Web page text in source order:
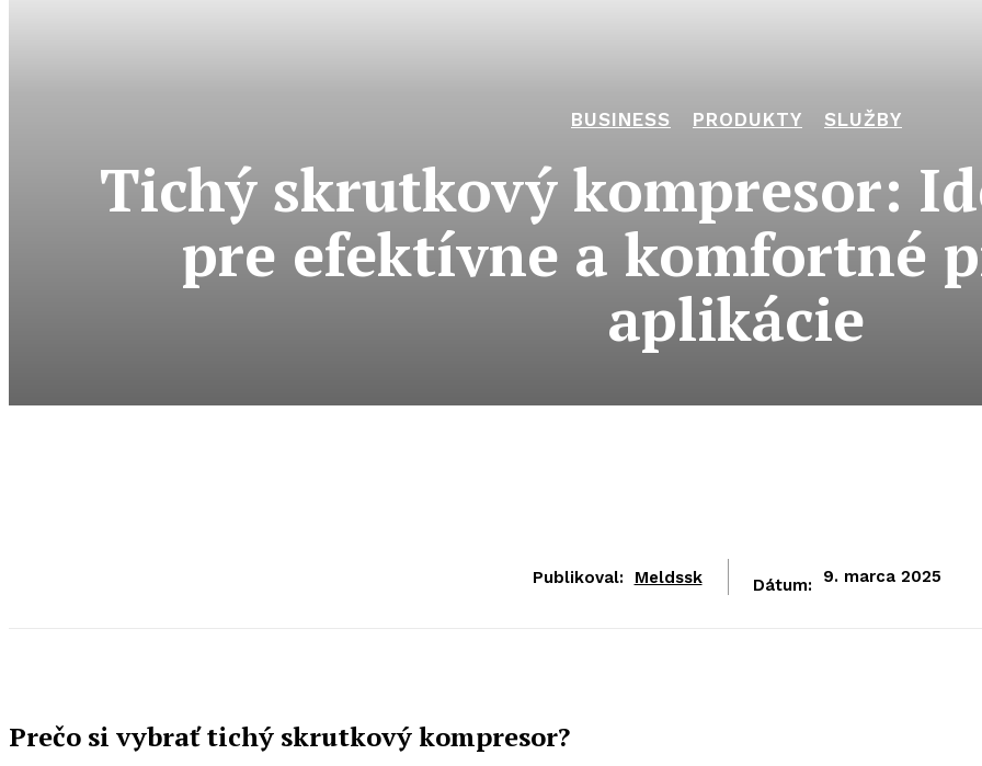
BUSINESS PRODUKTY SLUŽBY
Tichý skrutkový kompresor:
pre efektívne a komfortné
aplikácie
Publikoval: Meldssk Dátum: 9. marca 2025
Prečo si vybrať tichý skrutkový kompresor?